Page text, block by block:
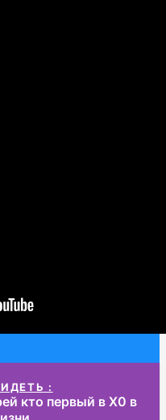
:
кто первый в Х0 в